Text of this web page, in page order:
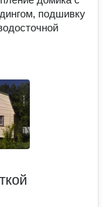
подшивку